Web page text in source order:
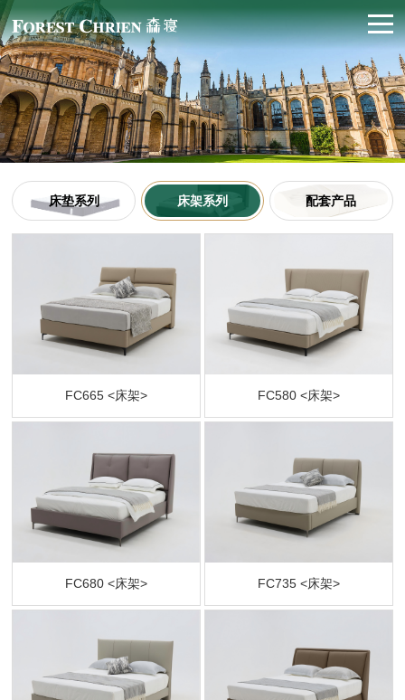
床垫系列 床架系列 配套产品
FC665 <床架> FC580 <床架>
FC680 <床架> FC735 <床架>